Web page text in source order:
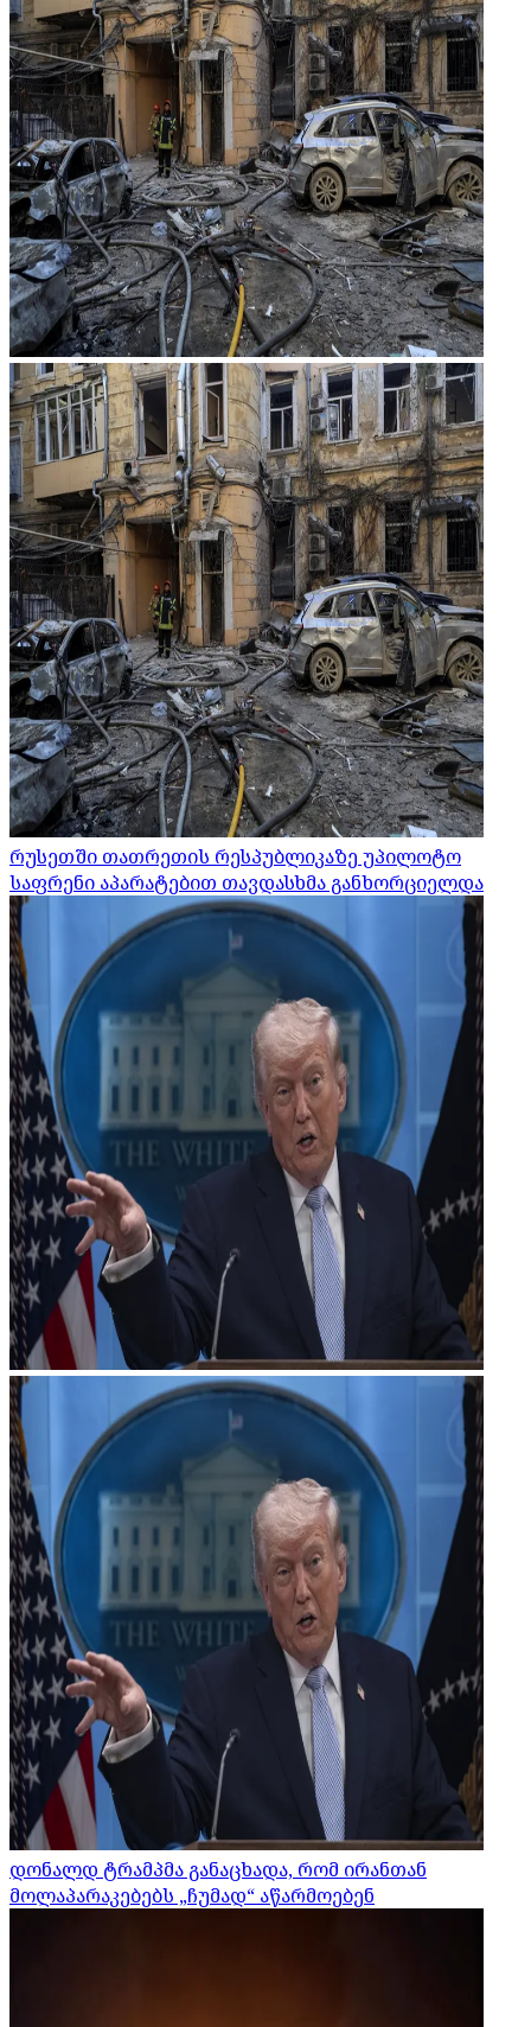
რუსეთში თათრეთის რესპუბლიკაზე უპილოტო
საფრენი აპარატებით თავდასხმა განხორციელდა
დონალდ ტრამპმა განაცხადა, რომ ირანთან
მოლაპარაკებებს „ჩუმად“ აწარმოებენ